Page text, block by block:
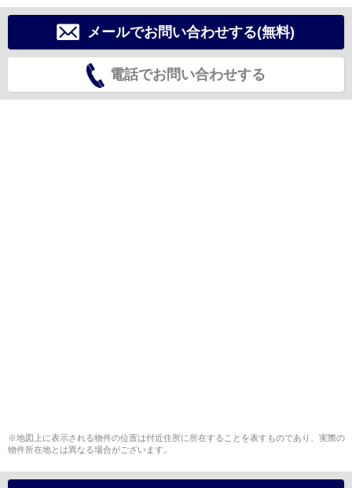
メールでお問い合わせする(無料)
電話でお問い合わせする
※地図上に表示される物件の位置は付近住所に所在することを表すものであり、実際の
物件所在地とは異なる場合がございます。